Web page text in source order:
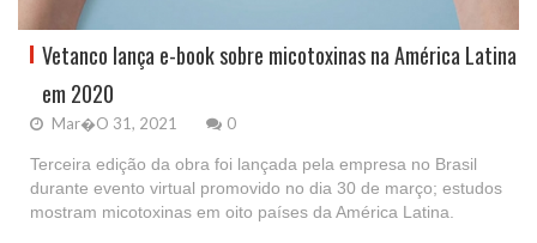
Vetanco lança e-book sobre micotoxinas na América Latina
em 2020
Mar�o 31, 2021 0
Terceira edição da obra foi lançada pela empresa no Brasil
durante evento virtual promovido no dia 30 de março; estudos
mostram micotoxinas em oito países da América Latina.